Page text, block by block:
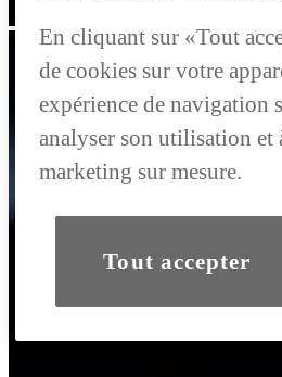
En cliquant sur «Tout
de cookies sur votre
expérience de navigation
analyser son utilisation et
marketing sur mesure.
Tout accepter